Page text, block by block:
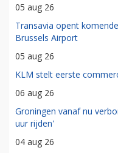
05 aug 26
Transavia opent
Brussels Airport
05 aug 26
KLM stelt eerste
06 aug 26
Groningen vanaf nu
uur rijden'
04 aug 26